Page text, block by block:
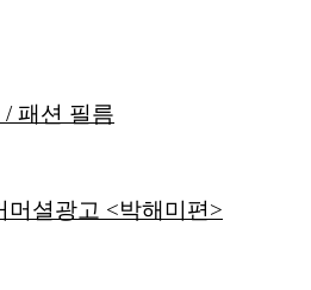
패션 필름
머셜광고 <박해미편>